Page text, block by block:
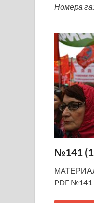
Номера
№141
PDF №141